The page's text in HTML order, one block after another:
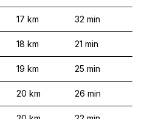
17 km 32 min
18 km 21 min
19 km 25 min
20 km 26 min